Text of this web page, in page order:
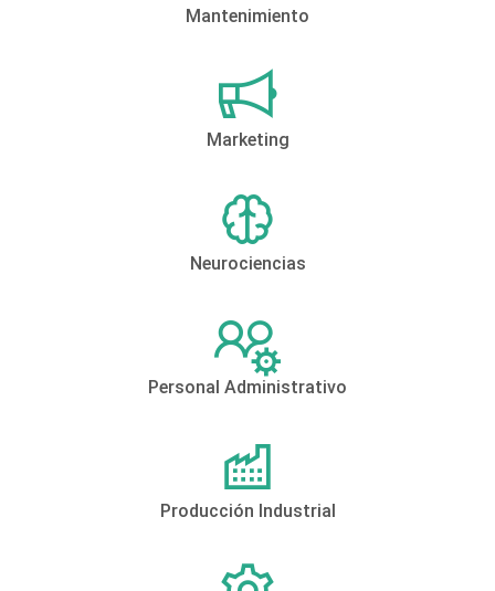
Mantenimiento
Marketing
Neurociencias
Personal Administrativo
Producción Industrial